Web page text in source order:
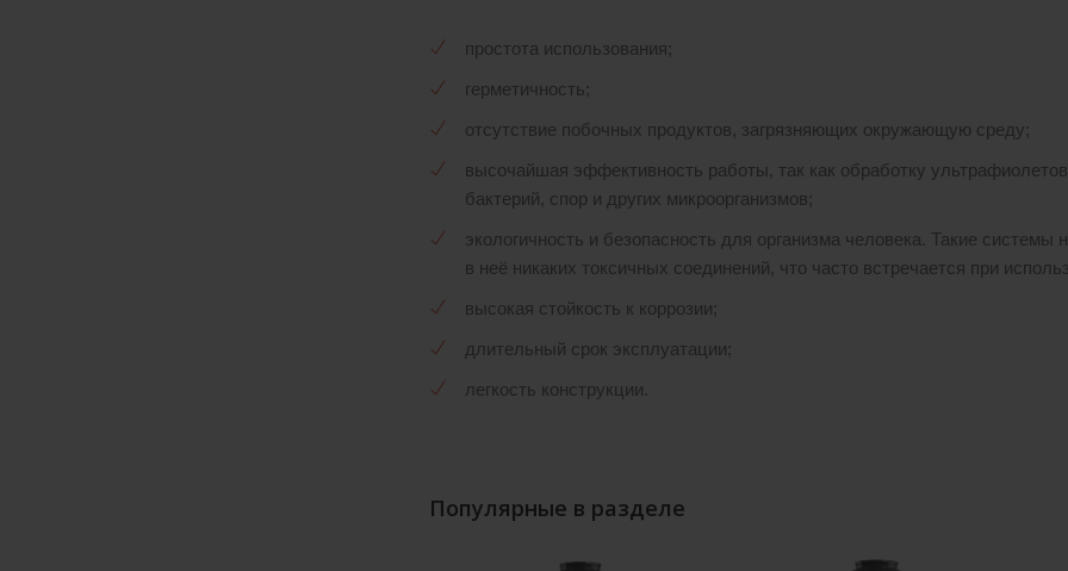
простота использования;
герметичность;
отсутствие побочных продуктов, загрязняющих окружающую среду;
высочайшая эффективность работы, так как обработку
бактерий, спор и других микроорганизмов;
экологичность и безопасность для организма человека. Такие
в неё никаких токсичных соединений, что часто встречается при
высокая стойкость к коррозии;
длительный срок эксплуатации;
легкость конструкции.
Популярные в разделе